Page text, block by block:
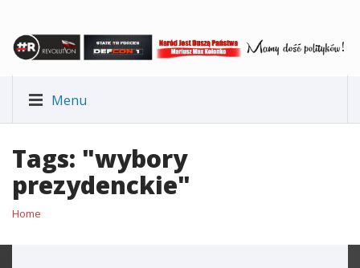
Menu
Tags: "wybory
prezydenckie"
Home